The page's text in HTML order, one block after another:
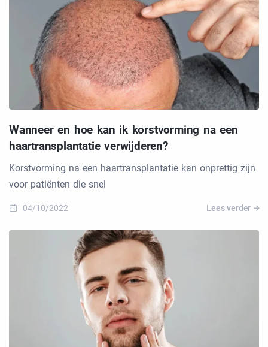
Wanneer en hoe kan ik korstvorming na een
haartransplantatie verwijderen?
Korstvorming na een haartransplantatie kan onprettig zijn
voor patiënten die snel
04/10/2022 Lees verder